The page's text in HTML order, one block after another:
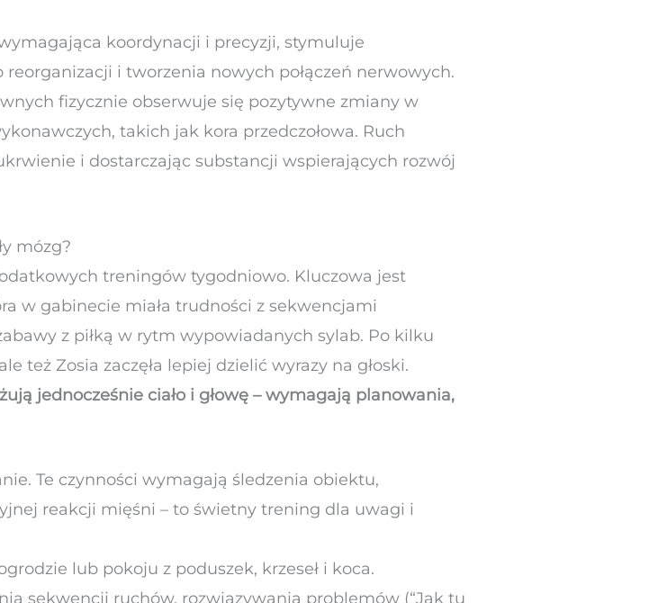
koordynacji i precyzji, stymuluje
i tworzenia nowych połączeń nerwowych.
fizycznie obserwuje się pozytywne zmiany w
takich jak kora przedczołowa. Ruch
i dostarczając substancji wspierających rozwój
mózg?
treningów tygodniowo. Kluczowa jest
w gabinecie miała trudności z sekwencjami
z piłką w rytm wypowiadanych sylab. Po kilku
też Zosia zaczęła lepiej dzielić wyrazy na głoski.
jednocześnie ciało i głowę – wymagają planowania,
Te czynności wymagają śledzenia obiektu,
reakcji mięśni – to świetny trening dla uwagi i
lub pokoju z poduszek, krzeseł i koca.
sekwencji ruchów, rozwiązywania problemów (“Jak tu